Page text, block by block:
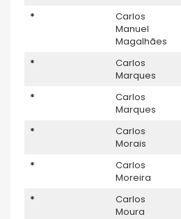
*
Carlos
Manuel
Magalhães
*
Carlos
Marques
*
Carlos
Marques
*
Carlos
Morais
*
Carlos
Moreira
*
Carlos
Moura